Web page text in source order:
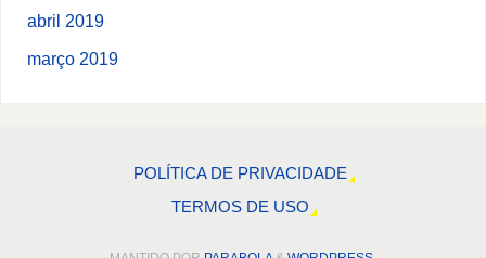
abril 2019
março 2019
POLÍTICA DE PRIVACIDADE
TERMOS DE USO